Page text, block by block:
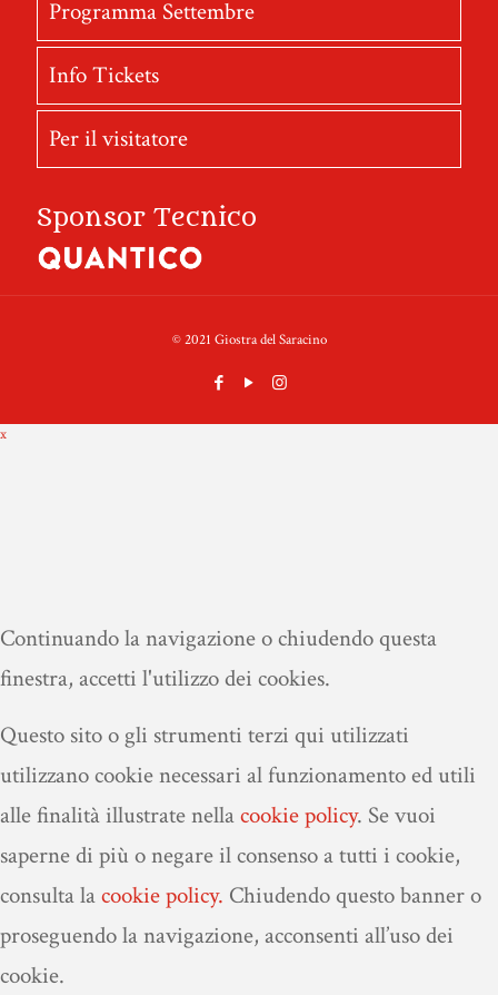
Programma Settembre
Info Tickets
Per il visitatore
Sponsor Tecnico
© 2021 Giostra del Saracino
x
Continuando la navigazione o chiudendo questa
finestra, accetti l'utilizzo dei cookies.
Questo sito o gli strumenti terzi qui utilizzati
utilizzano cookie necessari al funzionamento ed utili
alle finalità illustrate nellacookie policy. Se vuoi
saperne di più o negare il consenso a tutti i cookie,
consulta lacookie policy. Chiudendo questo banner o
proseguendo la navigazione, acconsenti all’uso dei
cookie.